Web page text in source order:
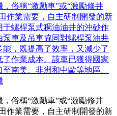
俗稱“激勵車”或“激勵修井
作業需要，自主研制開發的新
螺桿泵式稠油油井的沖砂作
車及吊車協同對螺桿泵油井
，既提高了效率，又減少了
作業成本。該車已獲得國家
南美、非洲和中歐等地區。
俗稱“激勵車”或“激勵修井
作業需要，自主研制開發的新